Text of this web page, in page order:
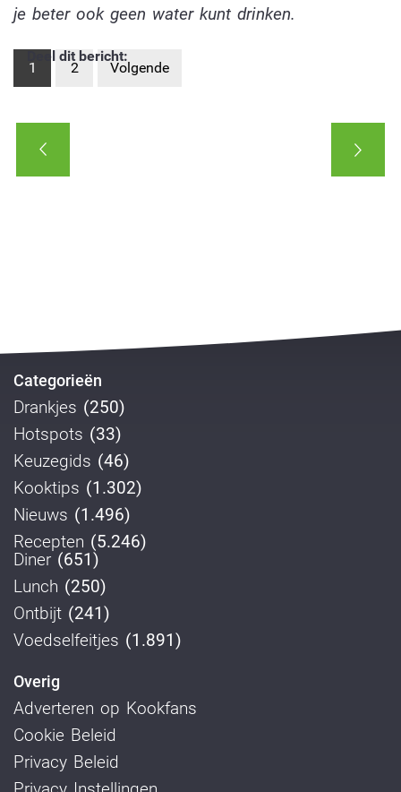
je beter ook geen water kunt drinken.
1 2 Volgende
Deel dit bericht:
Categorieën
Drankjes (250)
Hotspots (33)
Keuzegids (46)
Kooktips (1.302)
Nieuws (1.496)
Recepten (5.246)
Diner (651)
Lunch (250)
Ontbijt (241)
Voedselfeitjes (1.891)
Overig
Adverteren op Kookfans
Cookie Beleid
Privacy Beleid